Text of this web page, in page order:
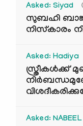
Asked: Siyad
സുബഹി ബാങ്ക്
നിസ്കാരം
Asked: Hadiya
സ്ത്രീകൾക്ക്
Asked: